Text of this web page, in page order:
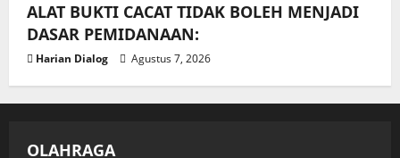
ALAT BUKTI CACAT TIDAK BOLEH MENJADI
DASAR PEMIDANAAN:
Harian Dialog Agustus 7, 2026
OLAHRAGA